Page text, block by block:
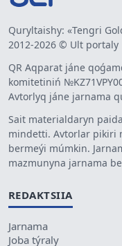
Quryltaishy: «Tengri
2012-2026 © Ult portaly
QR Aqparat jáne
komitetiniń
Avtorlyq jáne jarnama
Sait materialdaryn
mindetti. Avtorlar pikiri
bermeýi múmkin.
mazmunyna jarnama
REDAKTSIIA
Jarnama
Joba týraly